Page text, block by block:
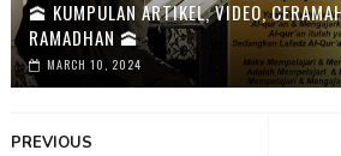
🕋 KUMPULAN ARTIKEL, VIDEO,
RAMADHAN 🕋
MARCH 10, 2024
PREVIOUS